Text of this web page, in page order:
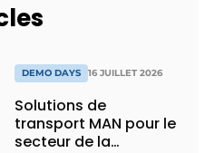
DEMO DAYS 16 JUILLET 2026
Solutions de
transport MAN pour le
secteur de la